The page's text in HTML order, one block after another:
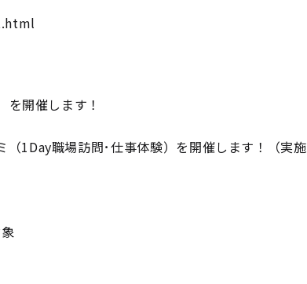
開催します！
1Day職場訪問･仕事体験）を開催します！（実施